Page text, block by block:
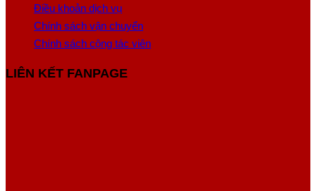
Điều khoản dịch vụ
Chính sách vận chuyển
Chính sách cộng tác viên
LIÊN KẾT FANPAGE